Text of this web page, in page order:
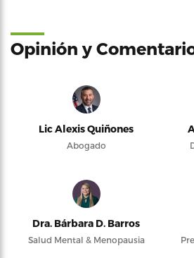
Opinión y
Lic Alexis Quiñones
Abogado
Dra. Bárbara D. Barros
Salud Mental & Menopausia